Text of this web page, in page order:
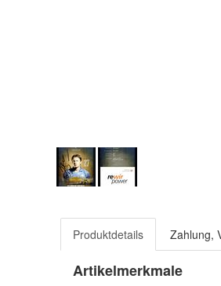
Produktdetails Zahlung,
Artikelmerkmale